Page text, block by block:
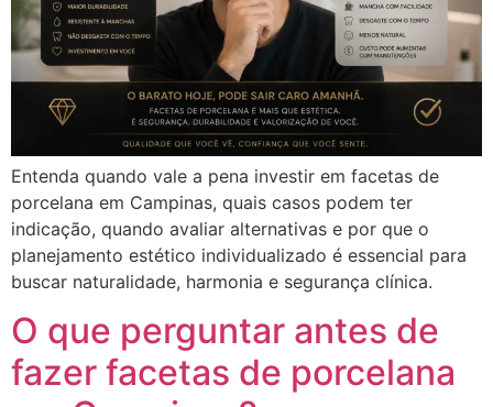
Entenda quando vale a pena investir em facetas de
porcelana em Campinas, quais casos podem ter
indicação, quando avaliar alternativas e por que o
planejamento estético individualizado é essencial para
buscar naturalidade, harmonia e segurança clínica.
O que perguntar antes de
fazer facetas de porcelana